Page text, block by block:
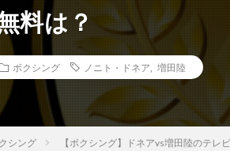
料は？
ボクシング ノニト・ドネア 増田陸
シング 【ボクシング】ドネアvs増田陸のテレ